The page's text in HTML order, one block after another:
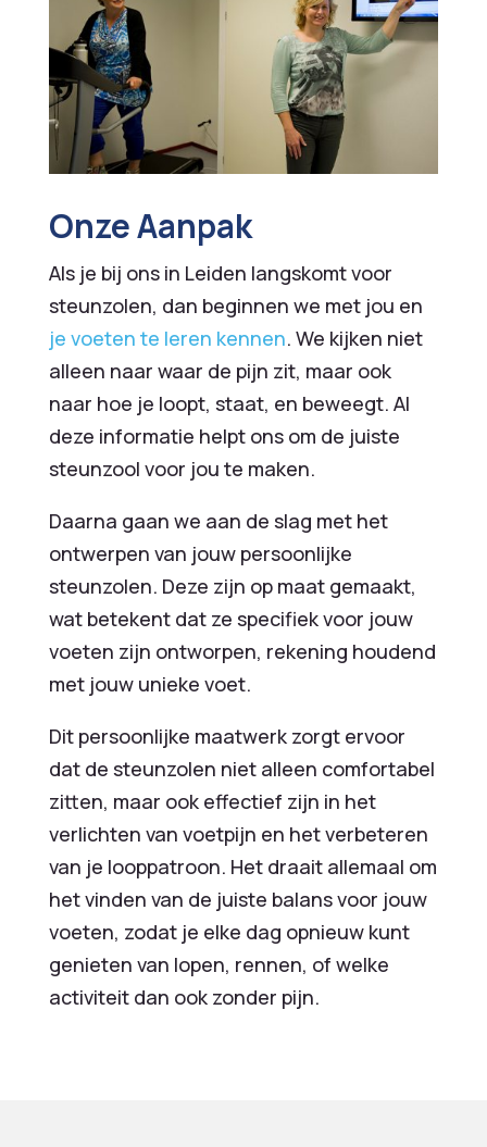
Onze Aanpak
Als je bij ons in Leiden langskomt voor
steunzolen, dan beginnen we met jou en
je voeten te leren kennen. We kijken niet
alleen naar waar de pijn zit, maar ook
naar hoe je loopt, staat, en beweegt. Al
deze informatie helpt ons om de juiste
steunzool voor jou te maken.
Daarna gaan we aan de slag met het
ontwerpen van jouw persoonlijke
steunzolen. Deze zijn op maat gemaakt,
wat betekent dat ze specifiek voor jouw
voeten zijn ontworpen, rekening houdend
met jouw unieke voet.
Dit persoonlijke maatwerk zorgt ervoor
dat de steunzolen niet alleen comfortabel
zitten, maar ook effectief zijn in het
verlichten van voetpijn en het verbeteren
van je looppatroon. Het draait allemaal om
het vinden van de juiste balans voor jouw
voeten, zodat je elke dag opnieuw kunt
genieten van lopen, rennen, of welke
activiteit dan ook zonder pijn.